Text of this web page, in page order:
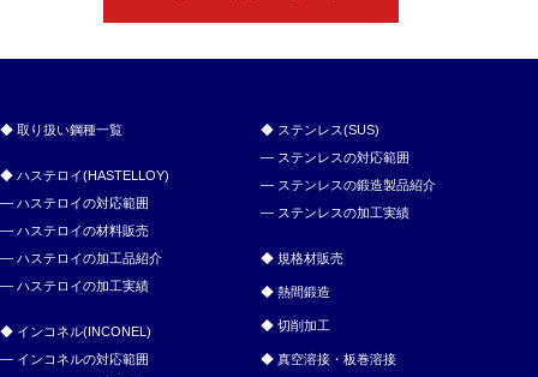
取り扱い鋼種一覧
ハステロイ(HASTELLOY)
ハステロイの対応範囲
ハステロイの材料販売
ハステロイの加工品紹介
ハステロイの加工実績
インコネル(INCONEL)
インコネルの対応範囲
ステンレス(SUS)
ステンレスの対応範囲
ステンレスの鍛造製品紹介
ステンレスの加工実績
規格材販売
熱間鍛造
切削加工
真空溶接・板巻溶接